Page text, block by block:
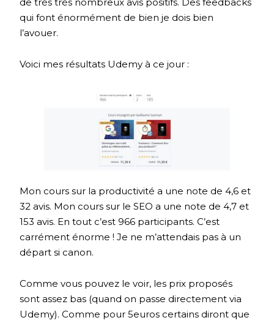
qui font énormément de bien je dois bien
l’avouer.
Voici mes résultats Udemy à ce jour :
Mon cours sur la productivité a une note de 4,6 et
32 avis. Mon cours sur le SEO a une note de 4,7 et
153 avis. En tout c’est 966 participants. C’est
carrément énorme ! Je ne m’attendais pas à un
départ si canon.
Comme vous pouvez le voir, les prix proposés
sont assez bas (quand on passe directement via
Udemy). Comme pour 5euros certains diront que